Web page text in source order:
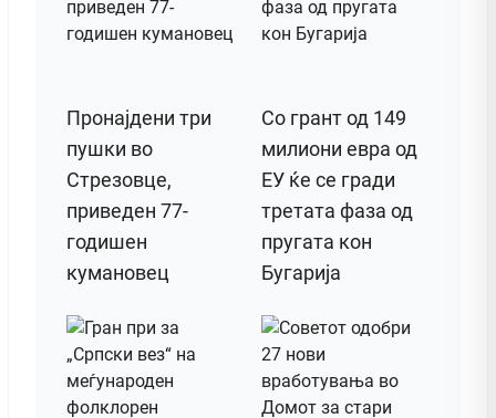
Пронајдени три
пушки во
Стрезовце,
приведен 77-
годишен
кумановец
Со грант од 149
милиони евра од
ЕУ ќе се гради
третата фаза од
пругата кон
Бугарија